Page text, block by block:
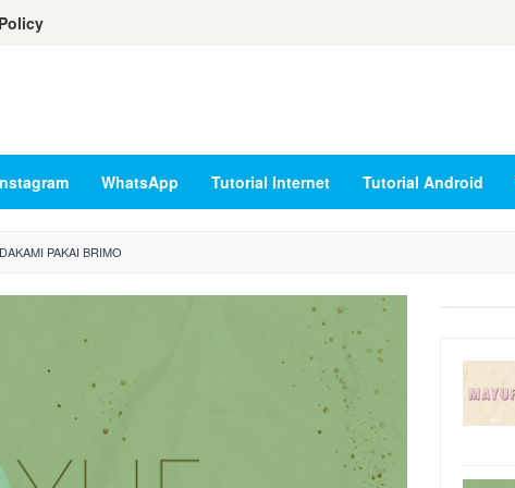
WhatsApp Tutorial Internet Tutorial Android
PAKAI BRIMO